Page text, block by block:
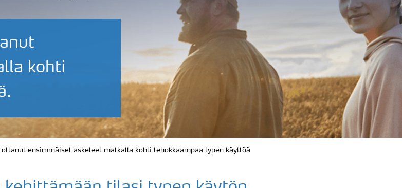
kohti
ensimmäiset askeleet matkalla kohti tehokkaampaa typen käyttöä